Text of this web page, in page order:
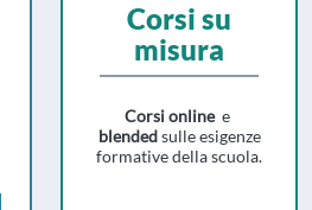
Corsi su
misura
Corsi online e
blendedsulle esigenze
formative della scuola.